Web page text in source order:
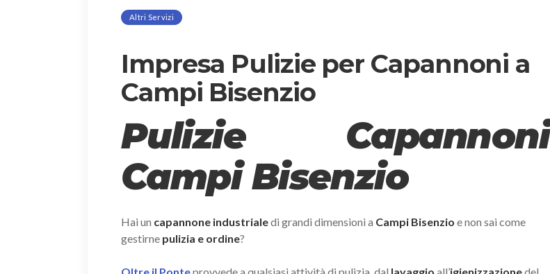
Altri Servizi
Impresa Pulizie per Capannoni a
Campi Bisenzio
Pulizie Capannoni
Campi Bisenzio
Hai un capannone industrialedi grandi dimensioni a Campi Bisenzio e non sai come
gestirne pulizia e ordine?